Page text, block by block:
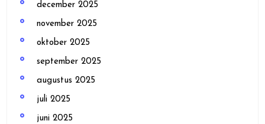
december 2025
november 2025
oktober 2025
september 2025
augustus 2025
juli 2025
juni 2025